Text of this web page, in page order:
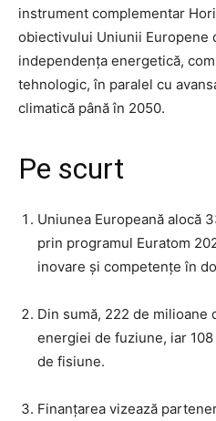
instrument complementar
obiectivului Uniunii Europene
independența energetică,
tehnologic, în paralel cu
climatică până în 2050.
Pe scurt
Uniunea Europeană alocă
prin programul Euratom
inovare și competențe în
Din sumă, 222 de milioane
energiei de fuziune, iar
de fisiune.
Finanțarea vizează